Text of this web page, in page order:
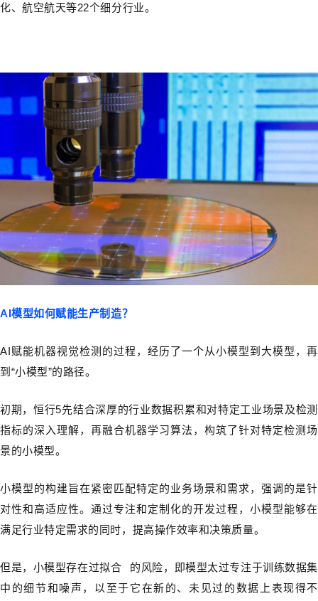
化、航空航天等22个细分行业。
AI模型如何赋能生产制造？
AI赋能机器视觉检测的过程，经历了一个从小模型到大模型，再
到“小模型”的路径。
初期，恒行5先结合深厚的行业数据积累和对特定工业场景及检测
指标的深入理解，再融合机器学习算法，构筑了针对特定检测场
景的小模型。
小模型的构建旨在紧密匹配特定的业务场景和需求，强调的是针
对性和高适应性。通过专注和定制化的开发过程，小模型能够在
满足行业特定需求的同时，提高操作效率和决策质量。
但是，小模型存在过拟合
的风险，即模型太过专注于训练数据集
中的细节和噪声，以至于它在新的、未见过的数据上表现得不